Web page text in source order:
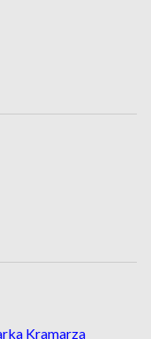
Kramarza